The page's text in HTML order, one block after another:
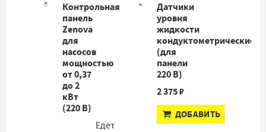
Контрольная
панель
Zenova
для
насосов
мощностью
от 0,37
до 2
кВт
(220 В)
Едет
Датчики
уровня
жидкости
кондуктометрические
(для
панели
220 В)
2 375 ₽
ДОБАВИТЬ